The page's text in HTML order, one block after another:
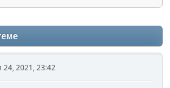
24, 2021, 23:42